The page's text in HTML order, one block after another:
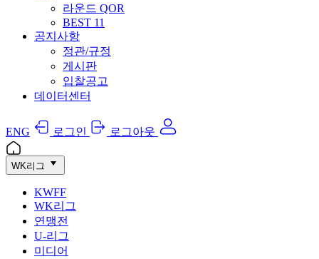
라운드 QOR
BEST 11
공지사항
정관/규정
게시판
입찰공고
데이터센터
ENG 로그인 로그아웃
WK리그
KWFF
WK리그
연맹전
U-리그
미디어